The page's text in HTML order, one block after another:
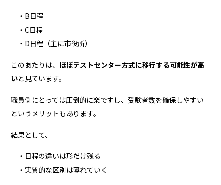
・B日程
・C日程
・D日程（主に市役所）
このあたりは、 ほぼテストセンター方式に移行する可能性が高
いと見ています。
職員側にとっては圧倒的に楽ですし、受験者数を確保しやすい
というメリットもあります。
結果として、
・日程の違いは形だけ残る
・実質的な区別は薄れていく